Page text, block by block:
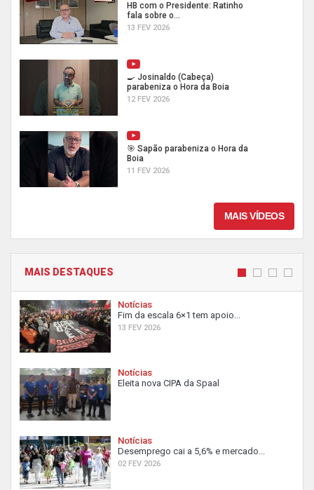
HB com o Presidente: Ratinho
fala sobre o...
13 FEV 2026
🍳 Josinaldo (Cabeça)
parabeniza o Hora da Boia
12 FEV 2026
🎯 Sapão parabeniza o Hora da
Boia
11 FEV 2026
MAIS VÍDEOS
MAIS DESTAQUES
Notícias
Fim da escala 6×1 tem apoio...
13 FEV 2026
Notícias
Eleita nova CIPA da Spaal
Notícias
Desemprego cai a 5,6% e mercado...
02 FEV 2026